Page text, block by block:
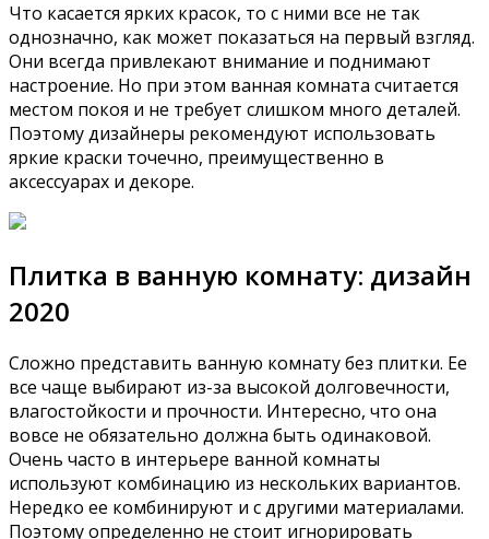
Что касается ярких красок, то с ними все не так
однозначно, как может показаться на первый взгляд.
Они всегда привлекают внимание и поднимают
настроение. Но при этом ванная комната считается
местом покоя и не требует слишком много деталей.
Поэтому дизайнеры рекомендуют использовать
яркие краски точечно, преимущественно в
аксессуарах и декоре.
Плитка в ванную комнату: дизайн
2020
Сложно представить ванную комнату без плитки. Ее
все чаще выбирают из-за высокой долговечности,
влагостойкости и прочности. Интересно, что она
вовсе не обязательно должна быть одинаковой.
Очень часто в интерьере ванной комнаты
используют комбинацию из нескольких вариантов.
Нередко ее комбинируют и с другими материалами.
Поэтому определенно не стоит игнорировать